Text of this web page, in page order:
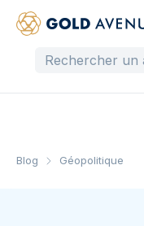
Blog Géopolitique